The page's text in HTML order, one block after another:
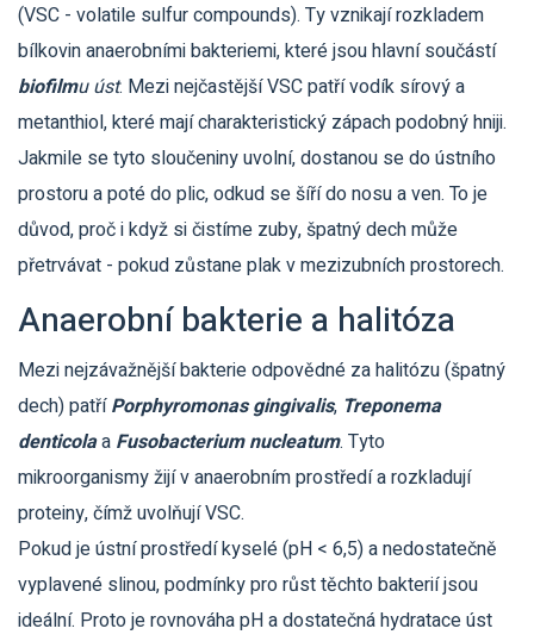
(VSC - volatile sulfur compounds). Ty vznikají rozkladem
bílkovin anaerobními bakteriemi, které jsou hlavní součástí
biofilmu úst. Mezi nejčastější VSC patří vodík sírový a
metanthiol, které mají charakteristický zápach podobný hniji.
Jakmile se tyto sloučeniny uvolní, dostanou se do ústního
prostoru a poté do plic, odkud se šíří do nosu a ven. To je
důvod, proč i když si čistíme zuby, špatný dech může
přetrvávat - pokud zůstane plak v mezizubních prostorech.
Anaerobní bakterie a halitóza
Mezi nejzávažnější bakterie odpovědné za halitózu (špatný
dech) patříPorphyromonas gingivalis, Treponema
denticolaa Fusobacterium nucleatum. Tyto
mikroorganismy žijí v anaerobním prostředí a rozkladují
proteiny, čímž uvolňují VSC.
Pokud je ústní prostředí kyselé (pH < 6,5) a nedostatečně
vyplavené slinou, podmínky pro růst těchto bakterií jsou
ideální. Proto je rovnováha pH a dostatečná hydratace úst